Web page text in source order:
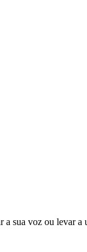
sua voz ou levar a